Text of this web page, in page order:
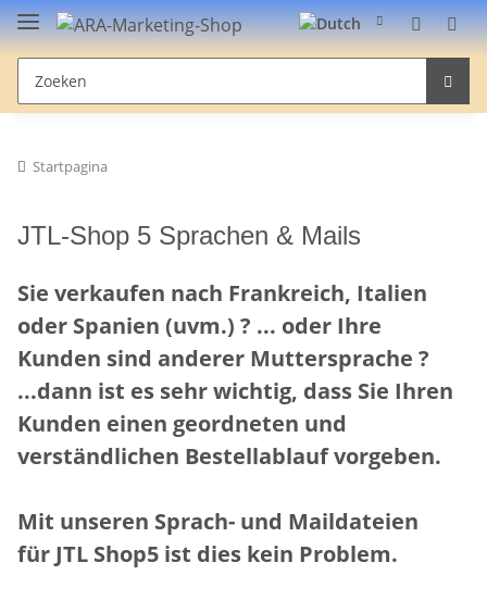
Startpagina
JTL-Shop 5 Sprachen & Mails
Sie verkaufen nach Frankreich, Italien
oder Spanien (uvm.) ? ... oder Ihre
Kunden sind anderer Muttersprache ?
...dann ist es sehr wichtig, dass Sie Ihren
Kunden einen geordneten und
verständlichen Bestellablauf vorgeben.
Mit unseren Sprach- und Maildateien
für JTL Shop5 ist dies kein Problem.